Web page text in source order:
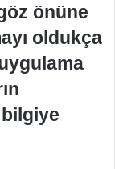
önüne
oldukça